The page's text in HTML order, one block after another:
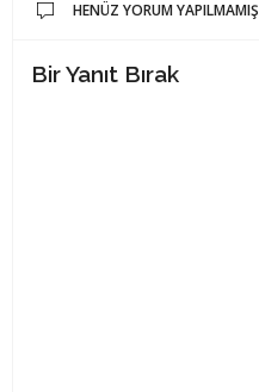
HENÜZ YORUM YAPILMAMIŞ
Bir Yanıt Bırak